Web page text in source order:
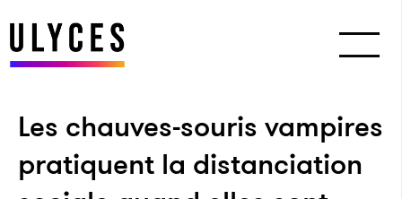
Les chauves-souris vampires
pratiquent la distanciation